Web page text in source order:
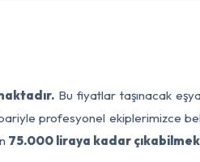
Bu fiyatlar taşınacak
profesyonel ekiplerimizce
75.000 liraya kadar